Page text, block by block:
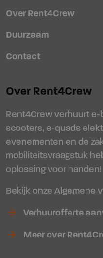
Over Rent4Crew
Duurzaam
Contact
Over Rent4Crew
Rent4Crew verhuurt
scooters, e-quads
evenementen en de
mobiliteitsvraagstuk
oplossing voor handen!
Bekijk onze Algemene
arrow_forward Verhuurofferte
arrow_forward Meer over